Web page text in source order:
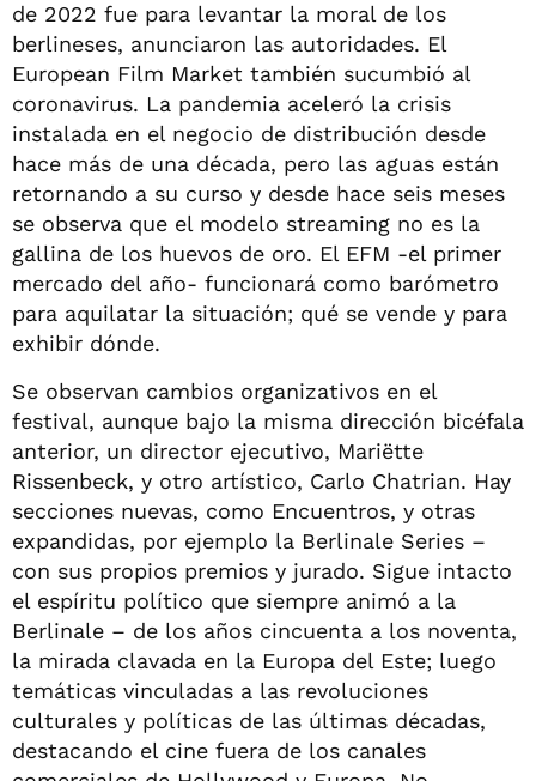
de 2022 fue para levantar la moral de los
berlineses, anunciaron las autoridades. El
European Film Market también sucumbió al
coronavirus. La pandemia aceleró la crisis
instalada en el negocio de distribución desde
hace más de una década, pero las aguas están
retornando a su curso y desde hace seis meses
se observa que el modelo streaming no es la
gallina de los huevos de oro. El EFM -el primer
mercado del año- funcionará como barómetro
para aquilatar la situación; qué se vende y para
exhibir dónde.
Se observan cambios organizativos en el
festival, aunque bajo la misma dirección bicéfala
anterior, un director ejecutivo, Mariëtte
Rissenbeck, y otro artístico, Carlo Chatrian. Hay
secciones nuevas, como Encuentros, y otras
expandidas, por ejemplo la Berlinale Series –
con sus propios premios y jurado. Sigue intacto
el espíritu político que siempre animó a la
Berlinale – de los años cincuenta a los noventa,
la mirada clavada en la Europa del Este; luego
temáticas vinculadas a las revoluciones
culturales y políticas de las últimas décadas,
destacando el cine fuera de los canales